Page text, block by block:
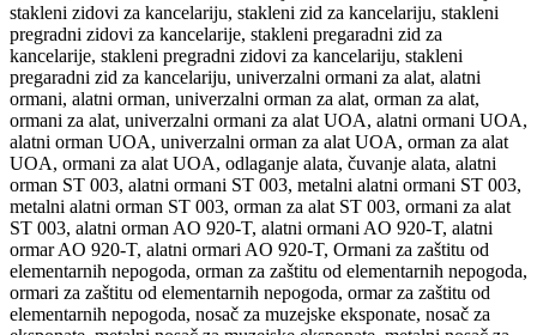
stakleni zidovi za kancelariju, stakleni zid za kancelariju, stakleni
pregradni zidovi za kancelarije, stakleni pregaradni zid za
kancelarije, stakleni pregradni zidovi za kancelariju, stakleni
pregaradni zid za kancelariju, univerzalni ormani za alat, alatni
ormani, alatni orman, univerzalni orman za alat, orman za alat,
ormani za alat, univerzalni ormani za alat UOA, alatni ormani UOA,
alatni orman UOA, univerzalni orman za alat UOA, orman za alat
UOA, ormani za alat UOA, odlaganje alata, čuvanje alata, alatni
orman ST 003, alatni ormani ST 003, metalni alatni ormani ST 003,
metalni alatni orman ST 003, orman za alat ST 003, ormani za alat
ST 003, alatni orman AO 920-T, alatni ormani AO 920-T, alatni
ormar AO 920-T, alatni ormari AO 920-T, Ormani za zaštitu od
elementarnih nepogoda, orman za zaštitu od elementarnih nepogoda,
ormari za zaštitu od elementarnih nepogoda, ormar za zaštitu od
elementarnih nepogoda, nosač za muzejske eksponate, nosač za